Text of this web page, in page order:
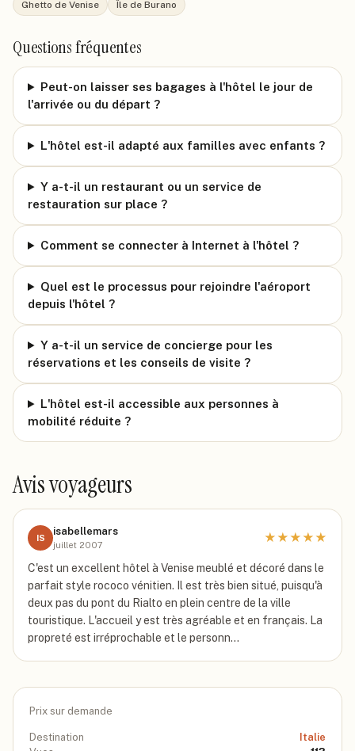
Ghetto de Venise Île de Burano
Questions fréquentes
Peut-on laisser ses bagages à l'hôtel le jour de
l'arrivée ou du départ ?
L'hôtel est-il adapté aux familles avec enfants ?
Y a-t-il un restaurant ou un service de
restauration sur place ?
Comment se connecter à Internet à l'hôtel ?
Quel est le processus pour rejoindre l'aéroport
depuis l'hôtel ?
Y a-t-il un service de concierge pour les
réservations et les conseils de visite ?
L'hôtel est-il accessible aux personnes à
mobilité réduite ?
Avis voyageurs
IS
isabellemars
juillet 2007
★★★★★
C'est un excellent hôtel à Venise meublé et décoré dans le
parfait style rococo vénitien. Il est très bien situé, puisqu'à
deux pas du pont du Rialto en plein centre de la ville
touristique. L'accueil y est très agréable et en français. La
propreté est irréprochable et le personn…
Prix sur demande
Destination
Italie